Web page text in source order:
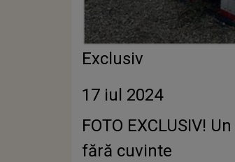
Exclusiv
17 iul 2024
FOTO EXCLUSIV!
fără cuvinte